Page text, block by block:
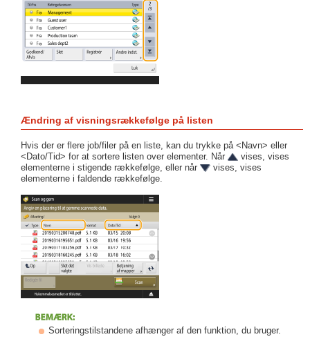
Ændring af visningsrækkefølge på listen
Hvis der er flere job/filer på en liste, kan du trykke på <Navn> eller
<Dato/Tid> for at sortere listen over elementer. Når
vises, vises
elementerne i stigende rækkefølge, eller når
vises, vises
elementerne i faldende rækkefølge.
Sorteringstilstandene afhænger af den funktion, du bruger.